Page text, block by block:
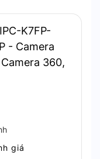
thông qua ứng
Tracking):
động của
K7FP-
- Camera
360,
giá